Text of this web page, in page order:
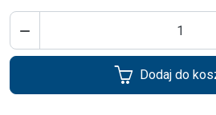

Dodaj do